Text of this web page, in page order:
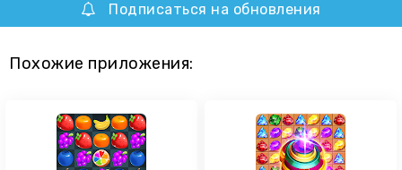
Подписаться на обновления
Похожие приложения: